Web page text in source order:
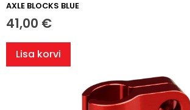
AXLE BLOCKS BLUE
41,00 €
Lisa korvi